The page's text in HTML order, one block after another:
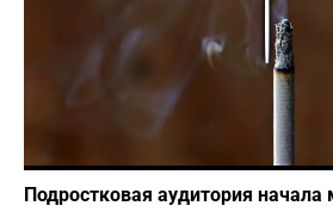
Play
Подростковая аудитория начала